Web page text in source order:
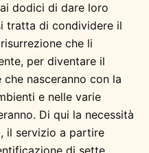
dodici di dare loro
tratta di condividere il
che li
per diventare il
nasceranno con la
e nelle varie
Di qui la necessità
il servizio a partire